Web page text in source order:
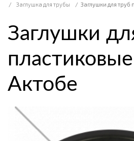
/
Заглушка для трубы / Заглушки для труб
Заглушки
Актобе